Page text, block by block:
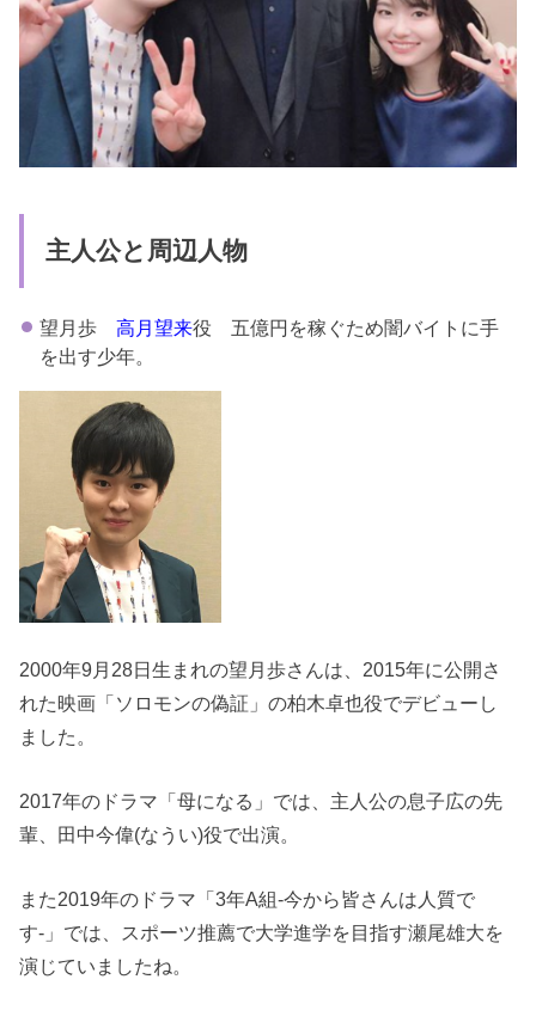
主人公と周辺人物
望月歩 高月望来役 五億円を稼ぐため闇バイトに手
を出す少年。
2000年9月28日生まれの望月歩さんは、2015年に公開さ
れた映画「ソロモンの偽証」の柏木卓也役でデビューし
ました。
2017年のドラマ「母になる」では、主人公の息子広の先
輩、田中今偉(なうい)役で出演。
また2019年のドラマ「3年A組-今から皆さんは人質で
す-」では、スポーツ推薦で大学進学を目指す瀬尾雄大を
演じていましたね。